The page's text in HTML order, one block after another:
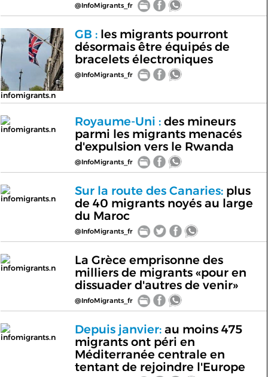
@InfoMigrants_fr
infomigrants.n
GB :les migrants pourront
désormais être équipés de
bracelets électroniques
@InfoMigrants_fr
infomigrants.n
Royaume-Uni :des mineurs
parmi les migrants menacés
d'expulsion vers le Rwanda
@InfoMigrants_fr
infomigrants.n
Sur la route des Canaries:plus
de 40 migrants noyés au large
du Maroc
@InfoMigrants_fr
infomigrants.n
La Grèce emprisonne des
milliers de migrants «pour en
dissuader d'autres de venir»
@InfoMigrants_fr
infomigrants.n
Depuis janvier:au moins 475
migrants ont péri en
Méditerranée centrale en
tentant de rejoindre l'Europe